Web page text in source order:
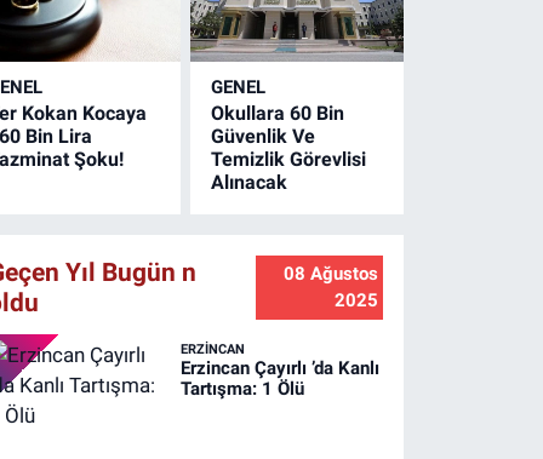
müdahalesiyle kontrol
altına alındı. Olayda
kaybı
büyük
maddi hasar
Kokan Kocaya
Bin Lira
Şoku!
GENEL
Okullara 60 Bin
Güvenlik Ve
Temizlik Görevlisi
Alınacak
Yıl Bugün n
08 Ağustos
2025
ERZINCAN
Erzincan Çayırlı ’da Kanlı
Tartışma: 1 Ölü